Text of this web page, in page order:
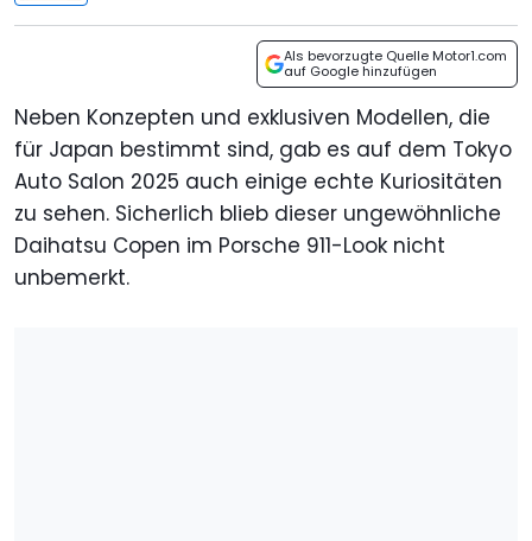
Als bevorzugte Quelle Motor1.com
auf Google hinzufügen
Neben Konzepten und exklusiven Modellen, die
für Japan bestimmt sind, gab es auf dem Tokyo
Auto Salon 2025 auch einige echte Kuriositäten
zu sehen. Sicherlich blieb dieser ungewöhnliche
Daihatsu Copen im Porsche 911-Look nicht
unbemerkt.